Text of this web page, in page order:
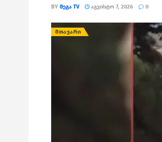
BY ᲛᲔᲒᲐ TV ᲐᲒᲕᲘᲡᲢᲝ 7, 2026 0
ᲛᲗᲐᲕᲐᲠᲘ